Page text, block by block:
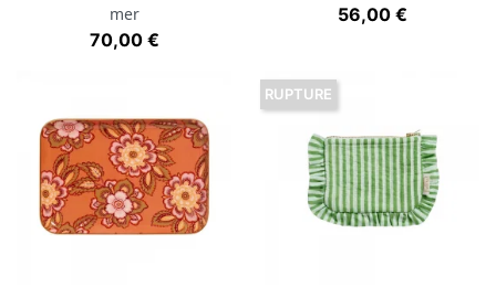
mer
Prix
70,00 €
Prix
56,00 €
RUPTURE